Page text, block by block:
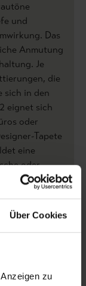
Über Cookies
zu
und
Das
Anmutung
Je
die
sich in den
eignet sich
oder
Tapete
eine
oder